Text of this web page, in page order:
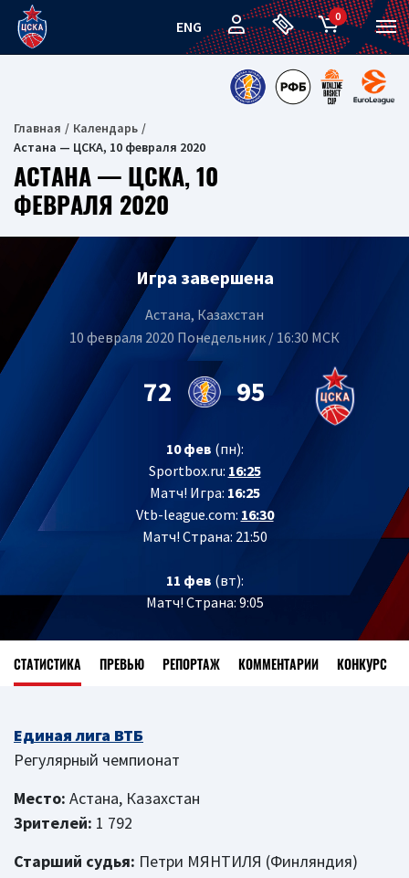
ENG
0
Главная
Календарь
Астана — ЦСКА, 10 февраля 2020
АСТАНА — ЦСКА, 10
ФЕВРАЛЯ 2020
Игра завершена
Астана, Казахстан
10 февраля 2020 Понедельник / 16:30 МСК
72 95
10 фев (пн):
Sportbox.ru: 16:25
Матч! Игра: 16:25
Vtb-league.com: 16:30
Матч! Страна: 21:50
11 фев (вт):
Матч! Страна: 9:05
СТАТИСТИКА ПРЕВЬЮ РЕПОРТАЖ КОММЕНТАРИИ КОНКУРС
Единая лига ВТБ
Регулярный чемпионат
Место: Астана, Казахстан
Зрителей: 1 792
Старший судья: Петри МЯНТИЛЯ (Финляндия)